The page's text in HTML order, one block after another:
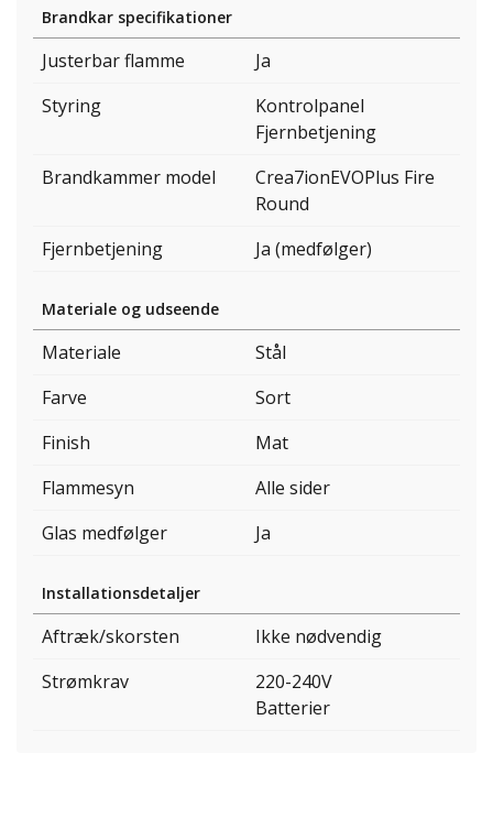
Brandkar specifikationer
Justerbar flamme
Ja
Styring
Kontrolpanel
Fjernbetjening
Brandkammer model
Crea7ionEVOPlus Fire
Round
Fjernbetjening
Ja (medfølger)
Materiale og udseende
Materiale
Stål
Farve
Sort
Finish
Mat
Flammesyn
Alle sider
Glas medfølger
Ja
Installationsdetaljer
Aftræk/skorsten
Ikke nødvendig
Strømkrav
220-240V
Batterier